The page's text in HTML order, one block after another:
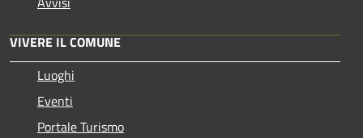
VIVERE IL COMUNE
Luoghi
Eventi
Portale Turismo